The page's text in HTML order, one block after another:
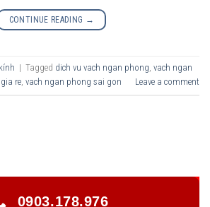
CONTINUE READING →
| Tagged dich vu vach ngan phong vach ngan
re vach ngan phong sai gon Leave a comment
0903.178.976